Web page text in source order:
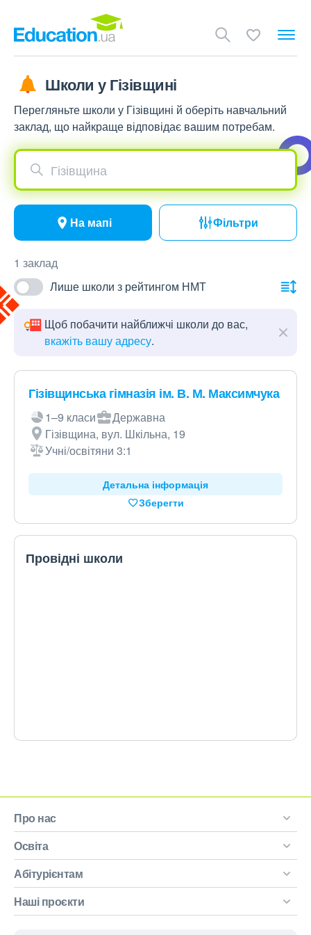
Школи у Гізівщині
Перегляньте школи у Гізівщині й оберіть навчальний
заклад, що найкраще відповідає вашим потребам.
Гізівщина
На мапі Фільтри
1 заклад
Лише школи з рейтингом НМТ
Щоб побачити найближчі школи до вас,
вкажіть вашу адресу.
Гізівщинська гімназія ім. В. М. Максимчука
1–9 класи
Державна
Гізівщина, вул. Шкільна, 19
Учні/освітяни 3:1
Детальна інформація
Зберегти
Провідні школи
Про нас
Освіта
Абітурієнтам
Наші проєкти